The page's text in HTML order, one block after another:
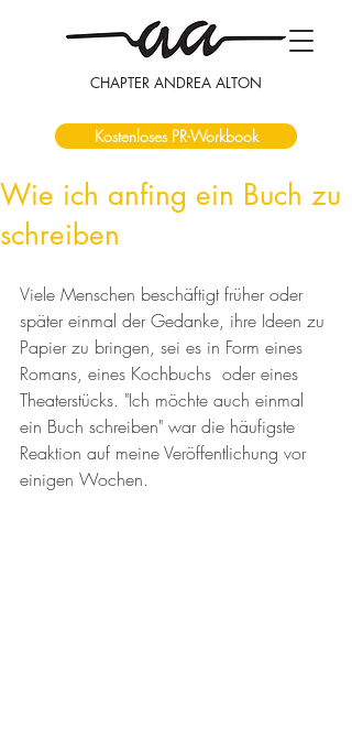
CHAPTER ANDREA ALTON
Kostenloses PR-Workbook
Wie ich anfing ein Buch zu
schreiben
Viele Menschen beschäftigt früher oder
später einmal der Gedanke, ihre Ideen zu
Papier zu bringen, sei es in Form eines
Romans, eines Kochbuchs  oder eines
Theaterstücks. "Ich möchte auch einmal
ein Buch schreiben" war die häufigste
Reaktion auf meine Veröffentlichung vor
einigen Wochen.